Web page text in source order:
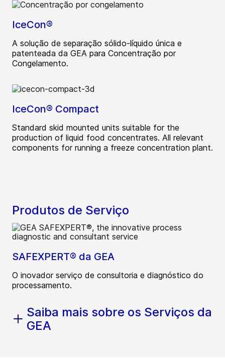
IceCon®
A solução de separação sólido-líquido única e
patenteada da GEA para Concentração por
Congelamento.
IceCon® Compact
Standard skid mounted units suitable for the
production of liquid food concentrates. All relevant
components for running a freeze concentration plant.
Produtos de Serviço
SAFEXPERT® da GEA
O inovador serviço de consultoria e diagnóstico do
processamento.
Saiba mais sobre os Serviços da
GEA